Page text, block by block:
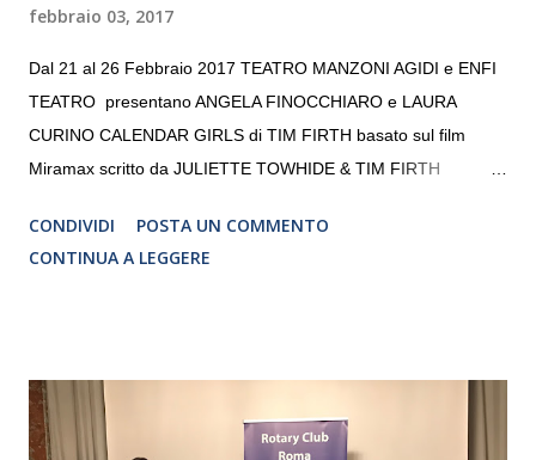
febbraio 03, 2017
Dal 21 al 26 Febbraio 2017 TEATRO MANZONI AGIDI e ENFI
TEATRO presentano ANGELA FINOCCHIARO e LAURA
CURINO CALENDAR GIRLS di TIM FIRTH basato sul film
Miramax scritto da JULIETTE TOWHIDE & TIM FIRTH
CRISTINA PEZZOLI
CONDIVIDI
POSTA UN COMMENTO
CONTINUA A LEGGERE